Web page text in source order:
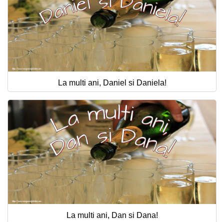
La multi ani, Daniel si Daniela!
La multi ani, Dan si Dana!